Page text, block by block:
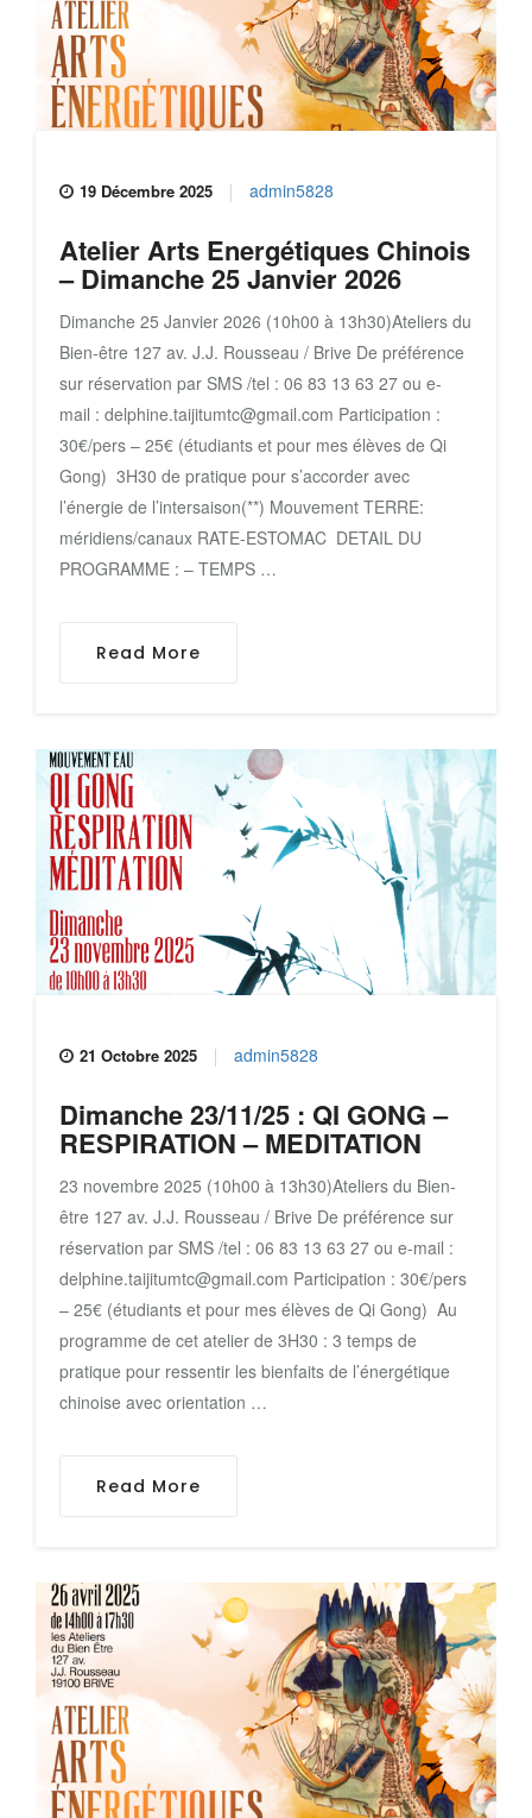
19 Décembre 2025 admin5828
Atelier Arts Energétiques Chinois
– Dimanche 25 Janvier 2026
Dimanche 25 Janvier 2026 (10h00 à 13h30)Ateliers du
Bien-être 127 av. J.J. Rousseau / Brive De préférence
sur réservation par SMS /tel : 06 83 13 63 27 ou e-
mail : delphine.taijitumtc@gmail.com Participation :
30€/pers – 25€ (étudiants et pour mes élèves de Qi
Gong) 3H30 de pratique pour s’accorder avec
l’énergie de l’intersaison(**) Mouvement TERRE:
méridiens/canaux RATE-ESTOMAC DETAIL DU
PROGRAMME : – TEMPS …
Read More
21 Octobre 2025 admin5828
Dimanche 23/11/25 : QI GONG –
RESPIRATION – MEDITATION
23 novembre 2025 (10h00 à 13h30)Ateliers du Bien-
être 127 av. J.J. Rousseau / Brive De préférence sur
réservation par SMS /tel : 06 83 13 63 27 ou e-mail :
delphine.taijitumtc@gmail.com Participation : 30€/pers
– 25€ (étudiants et pour mes élèves de Qi Gong) Au
programme de cet atelier de 3H30 : 3 temps de
pratique pour ressentir les bienfaits de l’énergétique
chinoise avec orientation …
Read More